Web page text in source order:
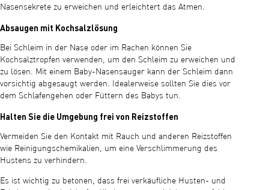
Nasensekrete zu erweichen und erleichtert das Atmen.
Absaugen mit Kochsalzlösung
Bei Schleim in der Nase oder im Rachen können Sie
Kochsalztropfen verwenden, um den Schleim zu erweichen und
zu lösen. Mit einem Baby-Nasensauger kann der Schleim dann
vorsichtig abgesaugt werden. Idealerweise sollten Sie dies vor
dem Schlafengehen oder Füttern des Babys tun.
Halten Sie die Umgebung frei von Reizstoffen
Vermeiden Sie den Kontakt mit Rauch und anderen Reizstoffen
wie Reinigungschemikalien, um eine Verschlimmerung des
Hustens zu verhindern.
Es ist wichtig zu betonen, dass frei verkäufliche Husten- und